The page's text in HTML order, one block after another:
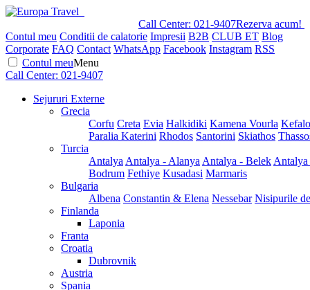
Call Center: 021-9407Rezerva acum!
Contul meu Conditii de calatorie Impresii B2B CLUB ET Blog
Corporate FAQ Contact WhatsApp Facebook Instagram RSS
Contul meuMenu
Call Center: 021-9407
Sejururi Externe
Grecia
Corfu Creta Evia Halkidiki Kamena Vourla
Paralia Katerini Rhodos Santorini Skiathos
Turcia
Antalya Antalya - Alanya Antalya - Belek
Bodrum Fethiye Kusadasi Marmaris
Bulgaria
Albena Constantin & Elena Nessebar Nisipurile
Finlanda
Laponia
Franta
Croatia
Dubrovnik
Austria
Spania